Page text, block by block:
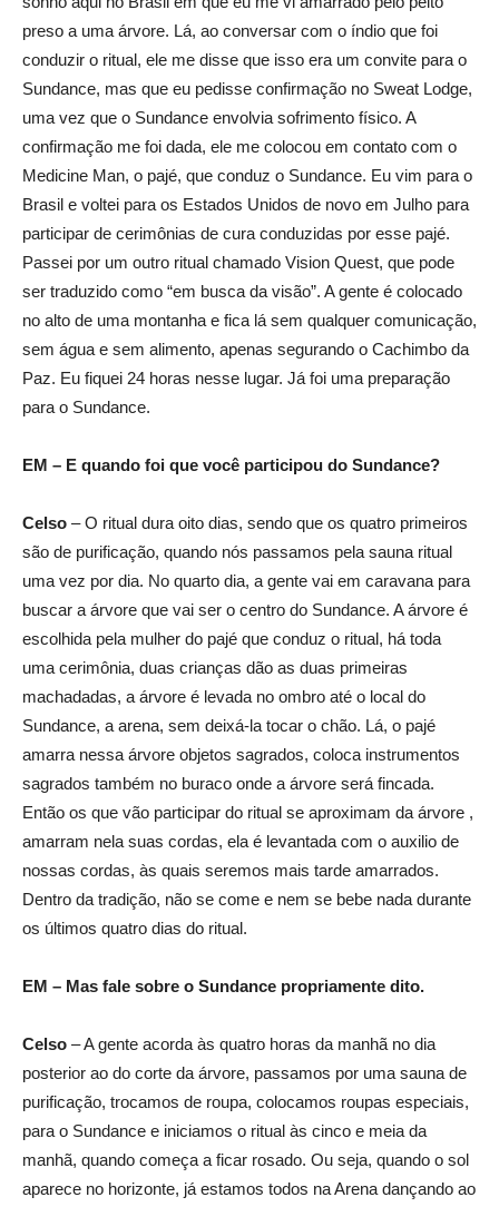
preso a uma árvore. Lá, ao conversar com o índio que foi
conduzir o ritual, ele me disse que isso era um convite para o
Sundance, mas que eu pedisse confirmação no Sweat Lodge,
uma vez que o Sundance envolvia sofrimento físico. A
confirmação me foi dada, ele me colocou em contato com o
Medicine Man, o pajé, que conduz o Sundance. Eu vim para o
Brasil e voltei para os Estados Unidos de novo em Julho para
participar de cerimônias de cura conduzidas por esse pajé.
Passei por um outro ritual chamado Vision Quest, que pode
ser traduzido como “em busca da visão”. A gente é colocado
no alto de uma montanha e fica lá sem qualquer comunicação,
sem água e sem alimento, apenas segurando o Cachimbo da
Paz. Eu fiquei 24 horas nesse lugar. Já foi uma preparação
para o Sundance.
EM – E quando foi que você participou do Sundance?
Celso – O ritual dura oito dias, sendo que os quatro primeiros
são de purificação, quando nós passamos pela sauna ritual
uma vez por dia. No quarto dia, a gente vai em caravana para
buscar a árvore que vai ser o centro do Sundance. A árvore é
escolhida pela mulher do pajé que conduz o ritual, há toda
uma cerimônia, duas crianças dão as duas primeiras
machadadas, a árvore é levada no ombro até o local do
Sundance, a arena, sem deixá-la tocar o chão. Lá, o pajé
amarra nessa árvore objetos sagrados, coloca instrumentos
sagrados também no buraco onde a árvore será fincada.
Então os que vão participar do ritual se aproximam da árvore ,
amarram nela suas cordas, ela é levantada com o auxilio de
nossas cordas, às quais seremos mais tarde amarrados.
Dentro da tradição, não se come e nem se bebe nada durante
os últimos quatro dias do ritual.
EM – Mas fale sobre o Sundance propriamente dito.
Celso – A gente acorda às quatro horas da manhã no dia
posterior ao do corte da árvore, passamos por uma sauna de
purificação, trocamos de roupa, colocamos roupas especiais,
para o Sundance e iniciamos o ritual às cinco e meia da
manhã, quando começa a ficar rosado. Ou seja, quando o sol
aparece no horizonte, já estamos todos na Arena dançando ao